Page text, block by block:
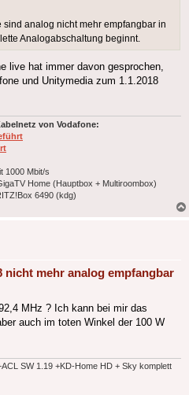
analog nicht mehr empfangbar in
Analogabschaltung beginnt.
live hat immer davon gesprochen,
und Unitymedia zum 1.1.2018
von Vodafone:
1000 Mbit/s
Home (Hauptbox + Multiroombox)
6490 (kdg)
nicht mehr analog empfangbar
MHz ? Ich kann bei mir das
auch im toten Winkel der 100 W
SW 1.19 +KD-Home HD + Sky komplett